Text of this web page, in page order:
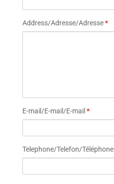
Address/Adresse/Adresse*
E-mail/E-mail/E-mail *
Telephone/Telefon/Téléphone